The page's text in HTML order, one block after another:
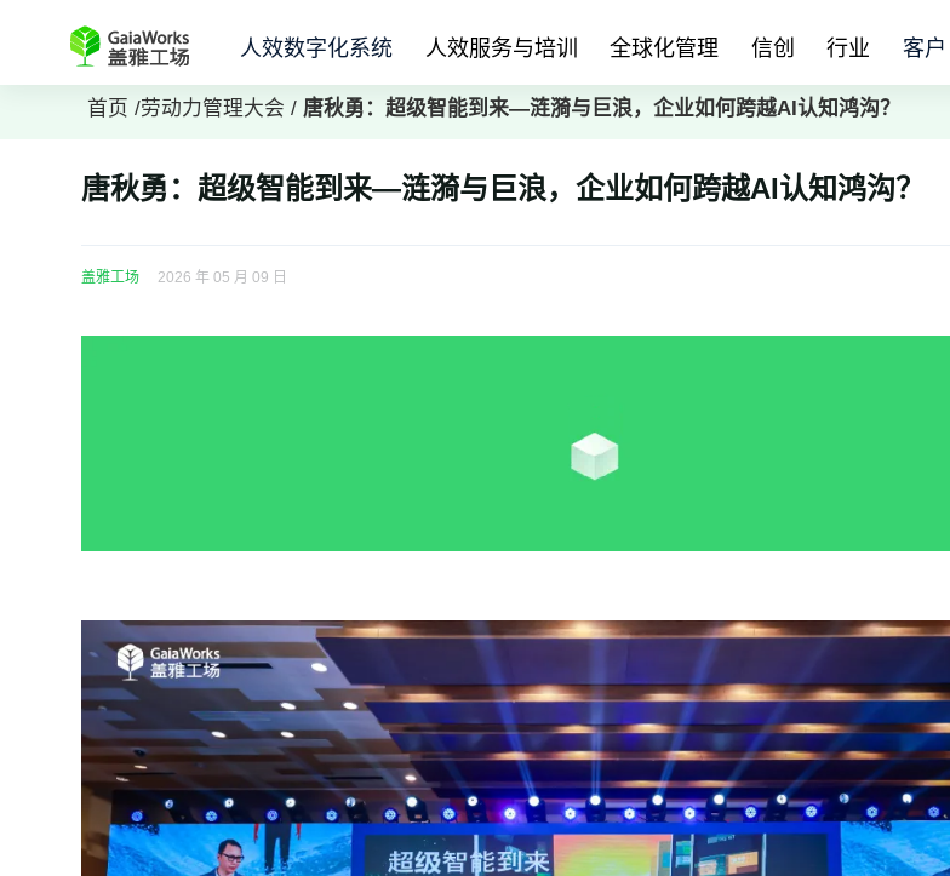
人效数字化系统 人效服务与培训 全球化管理 信创 行业 客户
首页 /劳动力管理大会 / 唐秋勇：超级智能到来—涟漪与巨浪，企业如何跨越AI认知鸿沟？
唐秋勇：超级智能到来—涟漪与巨浪，企业如何跨越AI认知鸿沟？
盖雅工场 2026 年 05 月 09 日